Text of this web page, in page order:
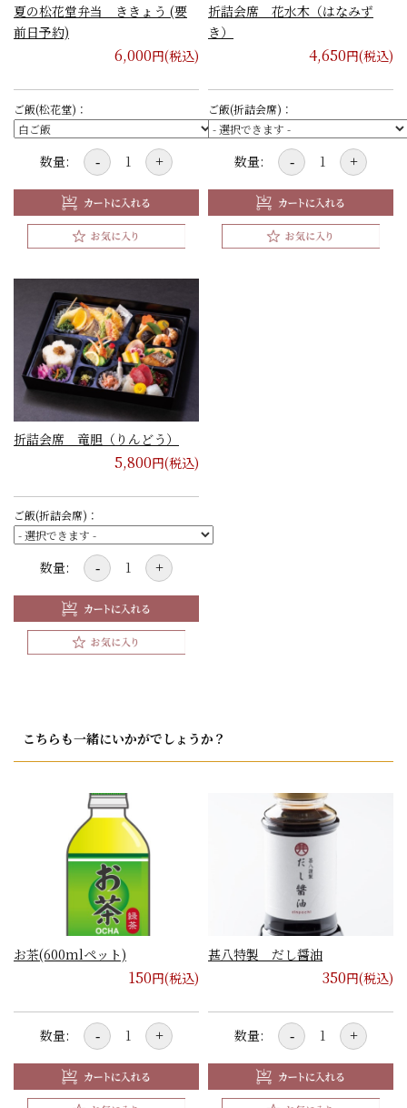
夏の松花堂弁当 ききょう (要
前日予約)
6,000円(税込)
ご飯(松花堂)：
数量: - +
折詰会席 花水木（はなみず
き）
4,650円(税込)
ご飯(折詰会席)：
数量: - +
折詰会席 竜胆（りんどう）
5,800円(税込)
ご飯(折詰会席)：
数量: - +
こちらも一緒にいかがでしょうか？
お茶(600mlペット)
150円(税込)
数量: - +
甚八特製 だし醤油
350円(税込)
数量: - +